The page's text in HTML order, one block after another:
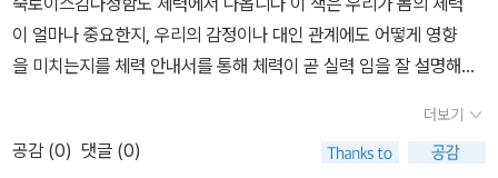
도 운동 후 뒤풀이는 사람 사귀기에 좋다.인생 상반기 최대 변곡점에
달리기가 있다.나를 변화시킬 엄두가 나지 않았고, 동력을 찾지 못한
적 건강에 도움을 준 것 이상으로마음 단련에도 유익하다.마라톤 을
하다 손과 발이 기계적으로 움직이는 경험도 좋다.아무 생각이 들지
차고 건강한 하루, 건강한 삶을 살기 위해 노력해야겠다.
간을 내서 긴 시간해야 해야 효과가 있다고 하지 않았다. 조금 안심이
되었다. 10분을 하더라도 몸을 일으켜서 진실로 하고자 하는 마음을
가지고 꾸준히 하는 것이 중요하다는 말을 했다. 그 말에 너무 공감했
다. 나도 얼마전부터 국민체조를 하고 있다. 국민체조는 온 몸 골고루
운동을 하게 해주면서 시간도 많이 걸리지 않고 장점이 많은 운동일
이 얼마나 중요한지, 우리의 감정이나 대인 관계에도 어떻게 영향
을 미치는지를 체력 안내서를 통해 체력이 곧 실력 임을 잘 설명해줘
한 부분이 정말 인상적이었어요. 정말 흥미로운 내용을 담고 있어
요. 前 구글 디렉터 로이스 김 저자는 30년 이상 하이퍼포머로 일하
더보기
공감 (0) 댓글 (0)